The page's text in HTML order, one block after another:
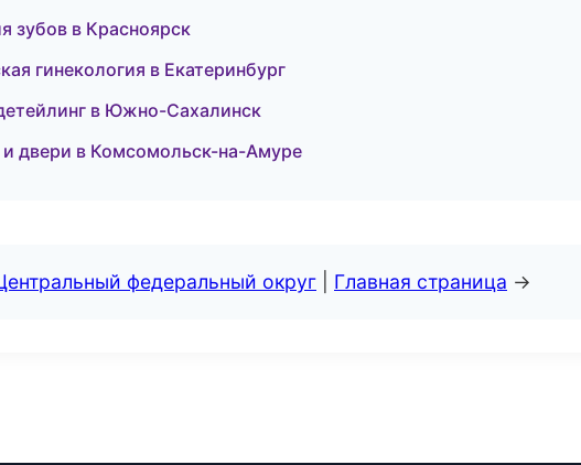
зубов в Красноярск
гинекология в Екатеринбург
в Южно-Сахалинск
двери в Комсомольск-на-Амуре
федеральный округ Главная страница →